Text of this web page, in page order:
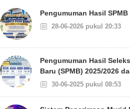
Pengumuman Hasil SPMB
28-06-2026 pukul 20:33
Pengumuman Hasil
Baru (SPMB) 2025/2026
30-06-2025 pukul 08:53